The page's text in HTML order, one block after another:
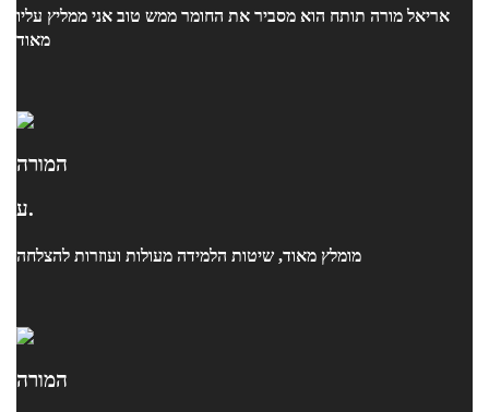
אריאל מורה תותח הוא מסביר את החומר ממש טוב אני ממליץ עליו
מאוד
המורה
ע.
מומלץ מאוד, שיטות הלמידה מעולות ועוזרות להצלחה
המורה